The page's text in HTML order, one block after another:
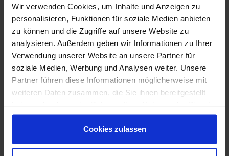
Wir verwenden Cookies, um Inhalte und Anzeigen zu
personalisieren, Funktionen für soziale Medien anbieten
zu können und die Zugriffe auf unsere Website zu
analysieren. Außerdem geben wir Informationen zu Ihrer
Verwendung unserer Website an unsere Partner für
soziale Medien, Werbung und Analysen weiter. Unsere
Partner führen diese Informationen möglicherweise mit
weiteren Daten zusammen, die Sie ihnen bereitgestellt
gesammelt haben.
Cookies zulassen
Marca-Corona-Terra-art.pdf
Weitere Serien von Marca Corona